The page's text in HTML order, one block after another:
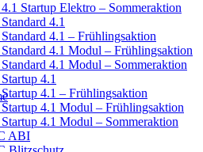
Startup Elektro – Sommeraktion
4.1
4.1 – Frühlingsaktion
4.1 Modul – Frühlingsaktion
4.1 Modul – Sommeraktion
4.1
4.1 – Frühlingsaktion
4.1 Modul – Frühlingsaktion
4.1 Modul – Sommeraktion
ABI